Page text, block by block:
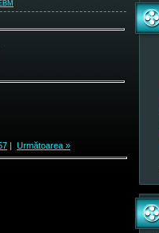
| Următoarea »